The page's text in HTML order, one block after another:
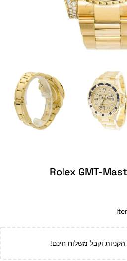
Rolex GMT-
וקבל משלוח חינם!